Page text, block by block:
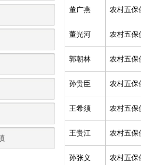
董广燕 农村五保
董光河 农村五保
郭朝林 农村五保
孙贵臣 农村五保
王希须 农村五保
王贵江 农村五保
孙张义 农村五保